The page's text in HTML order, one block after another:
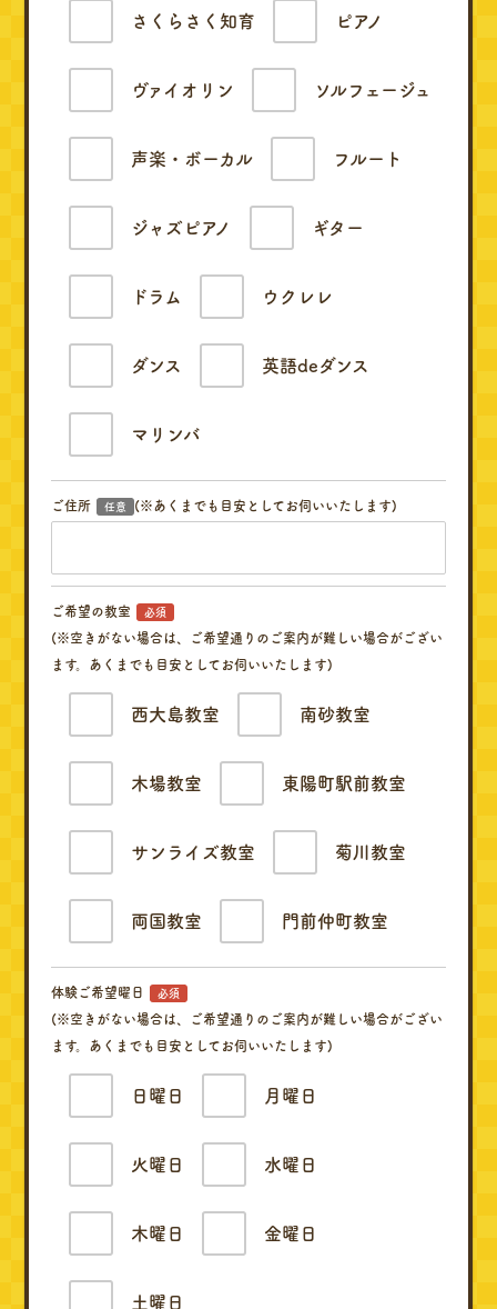
さくらさく知育 ピアノ
ヴァイオリン ソルフェージュ
声楽・ボーカル フルート
ジャズピアノ ギター
ドラム ウクレレ
ダンス 英語deダンス
マリンバ
ご住所 任意 (※あくまでも目安としてお伺いいたします)
ご希望の教室 必須
(※空きがない場合は、ご希望通りのご案内が難しい場合がござい
ます。あくまでも目安としてお伺いいたします)
西大島教室 南砂教室
木場教室 東陽町駅前教室
サンライズ教室 菊川教室
両国教室 門前仲町教室
体験ご希望曜日 必須
(※空きがない場合は、ご希望通りのご案内が難しい場合がござい
ます。あくまでも目安としてお伺いいたします)
日曜日 月曜日
火曜日 水曜日
木曜日 金曜日
土曜日